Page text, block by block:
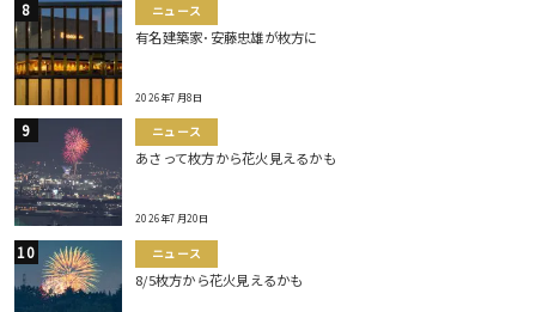
ニュース
有名建築家･安藤忠雄が枚方に
2026年7月8日
ニュース
あさって枚方から花火見えるかも
2026年7月20日
ニュース
8/5枚方から花火見えるかも